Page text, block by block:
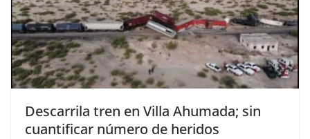
Descarrila tren en Villa Ahumada; sin
cuantificar número de heridos